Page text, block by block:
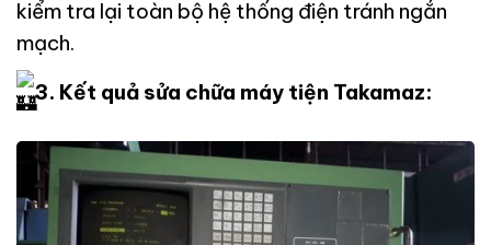
kiểm tra lại toàn bộ hệ thống điện tránh ngắn
mạch.
3. Kết quả sửa chữa máy tiện Takamaz: